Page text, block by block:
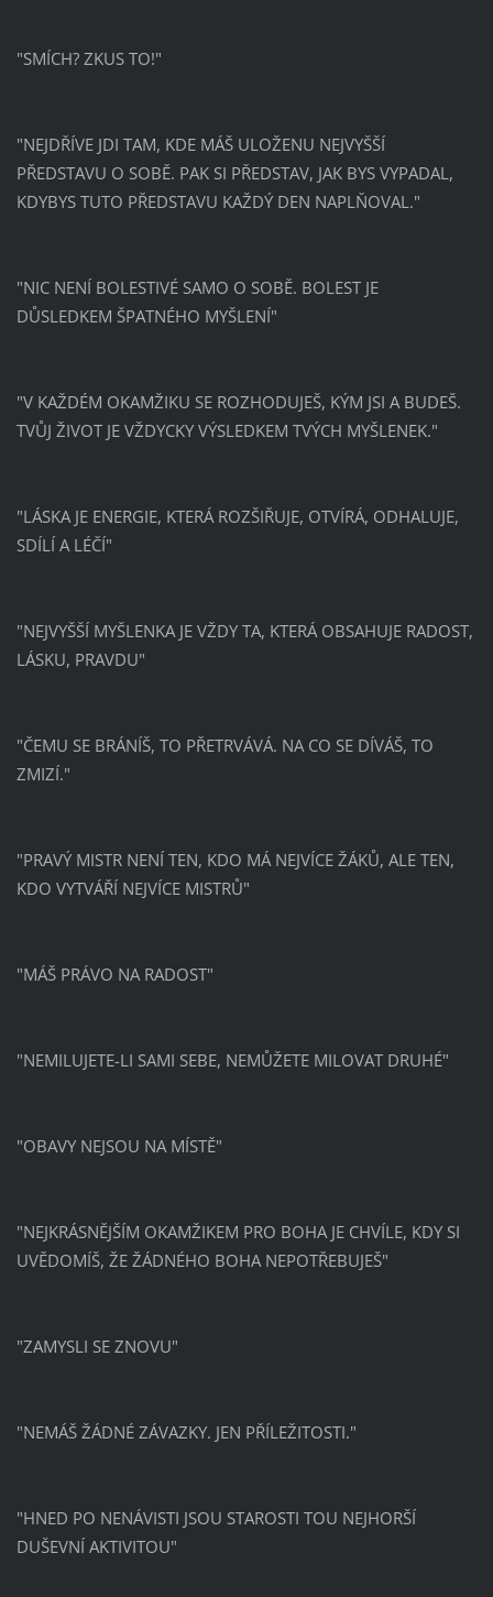
"SMÍCH? ZKUS TO!"
"NEJDŘÍVE JDI TAM, KDE MÁŠ ULOŽENU NEJVYŠŠÍ
PŘEDSTAVU O SOBĚ. PAK SI PŘEDSTAV, JAK BYS VYPADAL,
KDYBYS TUTO PŘEDSTAVU KAŽDÝ DEN NAPLŇOVAL."
"NIC NENÍ BOLESTIVÉ SAMO O SOBĚ. BOLEST JE
DŮSLEDKEM ŠPATNÉHO MYŠLENÍ"
"V KAŽDÉM OKAMŽIKU SE ROZHODUJEŠ, KÝM JSI A BUDEŠ.
TVŮJ ŽIVOT JE VŽDYCKY VÝSLEDKEM TVÝCH MYŠLENEK."
"LÁSKA JE ENERGIE, KTERÁ ROZŠIŘUJE, OTVÍRÁ, ODHALUJE,
SDÍLÍ A LÉČÍ"
"NEJVYŠŠÍ MYŠLENKA JE VŽDY TA, KTERÁ OBSAHUJE RADOST,
LÁSKU, PRAVDU"
"ČEMU SE BRÁNÍŠ, TO PŘETRVÁVÁ. NA CO SE DÍVÁŠ, TO
ZMIZÍ."
"PRAVÝ MISTR NENÍ TEN, KDO MÁ NEJVÍCE ŽÁKŮ, ALE TEN,
KDO VYTVÁŘÍ NEJVÍCE MISTRŮ"
"MÁŠ PRÁVO NA RADOST"
"NEMILUJETE-LI SAMI SEBE, NEMŮŽETE MILOVAT DRUHÉ"
"OBAVY NEJSOU NA MÍSTĚ"
"NEJKRÁSNĚJŠÍM OKAMŽIKEM PRO BOHA JE CHVÍLE, KDY SI
UVĚDOMÍŠ, ŽE ŽÁDNÉHO BOHA NEPOTŘEBUJEŠ"
"ZAMYSLI SE ZNOVU"
"NEMÁŠ ŽÁDNÉ ZÁVAZKY. JEN PŘÍLEŽITOSTI."
"HNED PO NENÁVISTI JSOU STAROSTI TOU NEJHORŠÍ
DUŠEVNÍ AKTIVITOU"